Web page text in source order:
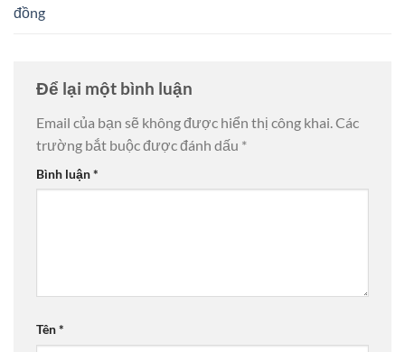
đồng
Để lại một bình luận
Email của bạn sẽ không được hiển thị công khai. Các
trường bắt buộc được đánh dấu *
Bình luận*
Tên*